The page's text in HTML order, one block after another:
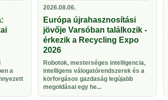
a
2026.08.06.
Európa újrahasznosítási
jövője Varsóban találkozik -
érkezik a Recycling Expo
2026
Robotok, mesterséges intelligencia,
intelligens válogatórendszerek és a
körforgásos gazdaság legújabb
megoldásai egy he...